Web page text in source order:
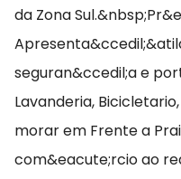
da Zona
seguran&ccedil;a e
Lavanderia,
morar em Frente a
com&eacute;rcio ao